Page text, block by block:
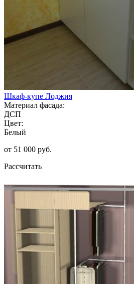
Шкаф-купе Лоджия
Материал фасада:
ДСП
Цвет:
Белый
от 51 000 руб.
Рассчитать